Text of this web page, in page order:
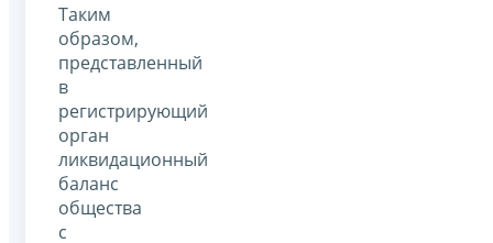
Таким
образом,
представленный
в
регистрирующий
орган
ликвидационный
баланс
общества
с